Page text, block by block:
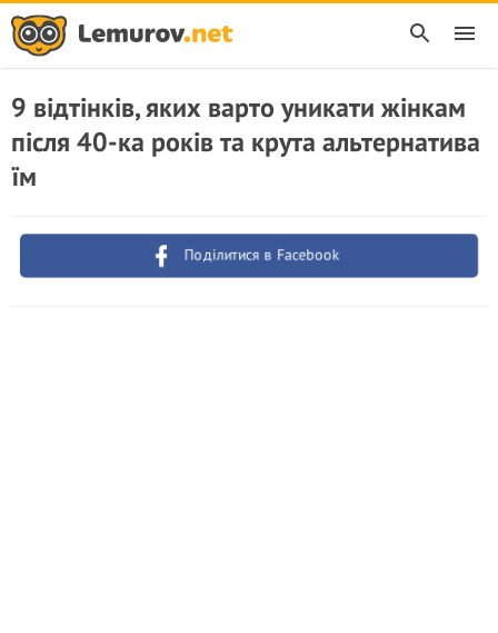
9 відтінків, яких варто уникати жінкам
після 40-ка років та крута альтернатива
їм
Поділитися в Facebook